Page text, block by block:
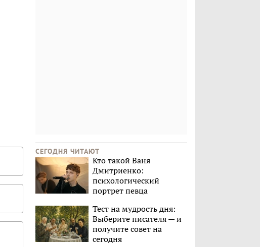
СЕГОДНЯ ЧИТАЮТ
Кто такой Ваня
Дмитриенко:
психологический
портрет певца
Тест на мудрость дня:
Выберите писателя — и
получите совет на
сегодня